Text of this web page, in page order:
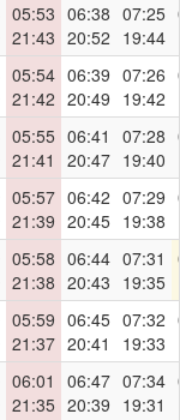
05:53
21:43
06:38
20:52
07:25
19:44
05:54
21:42
06:39
20:49
07:26
19:42
05:55
21:41
06:41
20:47
07:28
19:40
05:57
21:39
06:42
20:45
07:29
19:38
05:58
21:38
06:44
20:43
07:31
19:35
05:59
21:37
06:45
20:41
07:32
19:33
06:01
21:35
06:47
20:39
07:34
19:31